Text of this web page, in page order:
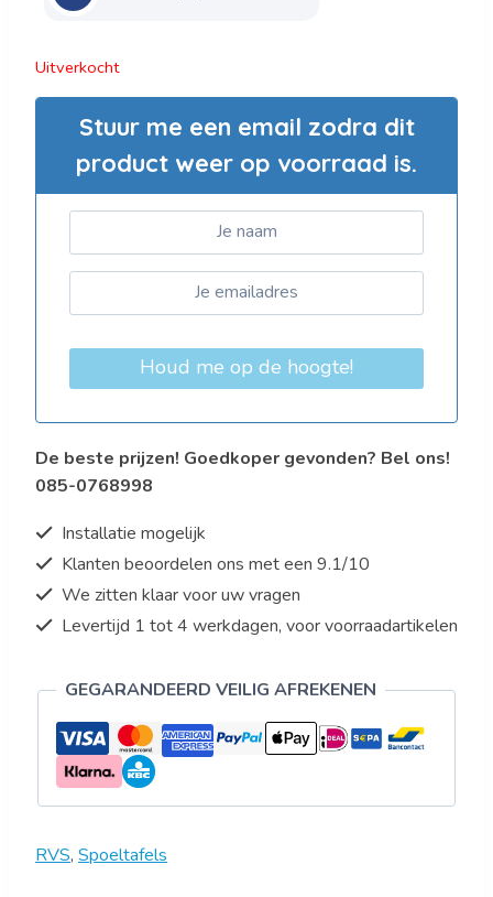
Uitverkocht
Stuur me een email zodra dit
product weer op voorraad is.
Houd me op de hoogte!
De beste prijzen! Goedkoper gevonden? Bel ons!
085-0768998
Installatie mogelijk
Klanten beoordelen ons met een 9.1/10
We zitten klaar voor uw vragen
Levertijd 1 tot 4 werkdagen, voor voorraadartikelen
GEGARANDEERD VEILIG AFREKENEN
RVS, Spoeltafels